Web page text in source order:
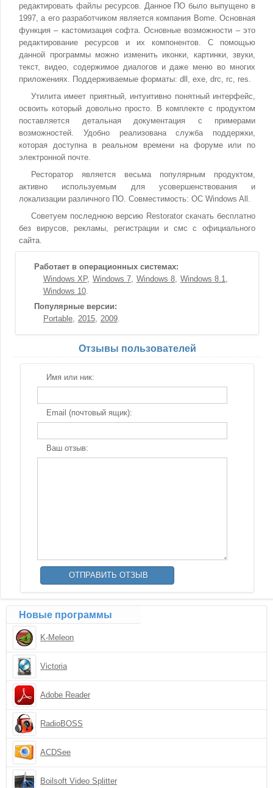
редактировать файлы ресурсов. Данное ПО было выпущено в
1997, а его разработчиком является компания Bome. Основная
функция – кастомизация софта. Основные возможности – это
редактирование ресурсов и их компонентов. С помощью
данной программы можно изменить иконки, картинки, звуки,
текст, видео, содержимое диалогов и даже меню во многих
приложениях. Поддерживаемые форматы: dll, exe, drc, rc, res.
Утилита имеет приятный, интуитивно понятный интерфейс,
освоить который довольно просто. В комплекте с продуктом
поставляется детальная документация с примерами
возможностей. Удобно реализована служба поддержки,
которая доступна в реальном времени на форуме или по
электронной почте.
Ресторатор является весьма популярным продуктом,
активно используемым для усовершенствования и
локализации различного ПО. Совместимость: ОС Windows All.
Советуем последнюю версию Restorator скачать бесплатно
без вирусов, рекламы, регистрации и смс с официального
сайта.
Работает в операционных системах:
Windows XP
Windows 7 Windows 8
Windows 8.1
Windows 10
Популярные версии:
Portable
2015 2009
Отзывы пользователей
Имя или ник:
Email (почтовый ящик):
Ваш отзыв:
Новые программы
K-Meleon
Victoria
Adobe Reader
RadioBOSS
ACDSee
Boilsoft Video Splitter